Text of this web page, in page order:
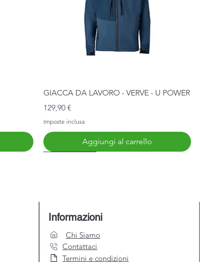
Vista rapida
GIACCA DA LAVORO - VERVE - U POWER
Prezzo
129,90 €
Imposte inclusa
Aggiungi al carrello
Informazioni
Chi Siamo
Contattaci
Termini e condizioni